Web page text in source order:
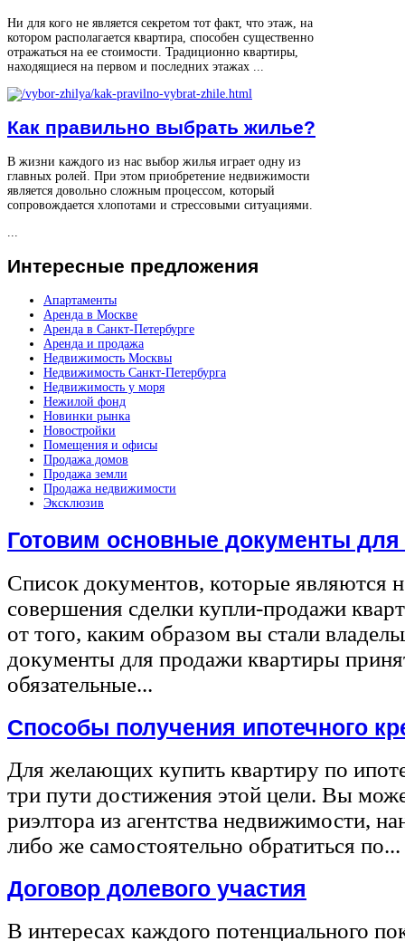
Ни для кого не является секретом тот факт, что этаж, на
котором располагается квартира, способен существенно
отражаться на ее стоимости. Традиционно квартиры,
находящиеся на первом и последних этажах ...
Как правильно выбрать жилье?
В жизни каждого из нас выбор жилья играет одну из
главных ролей. При этом приобретение недвижимости
является довольно сложным процессом, который
сопровождается хлопотами и стрессовыми ситуациями.
Интересные предложения
Апартаменты
Аренда в Москве
Аренда в Санкт-Петербурге
Аренда и продажа
Недвижимость Москвы
Недвижимость Санкт-Петербурга
Недвижимость у моря
Нежилой фонд
Новинки рынка
Новостройки
Помещения и офисы
Продажа домов
Продажа земли
Продажа недвижимости
Эксклюзив
Готовим основные документы
Список документов, которые являются
совершения сделки купли-продажи
от того, каким образом вы стали
документы для продажи квартиры
обязательные...
Способы получения ипотечного
Для желающих купить квартиру по
три пути достижения этой цели. Вы
риэлтора из агентства недвижимости,
либо же самостоятельно обратиться по...
Договор долевого участия
В интересах каждого потенциального